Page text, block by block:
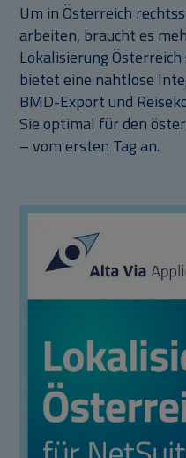
Um in Österreich
arbeiten, braucht es
Lokalisierung
bietet eine nahtlose
BMD-Export und
Sie optimal für den
– vom ersten Tag an.